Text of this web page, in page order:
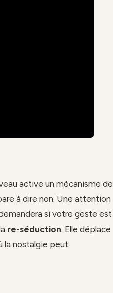
active un mécanisme de
à dire non. Une attention
si votre geste est
re-séduction. Elle déplace
la nostalgie peut